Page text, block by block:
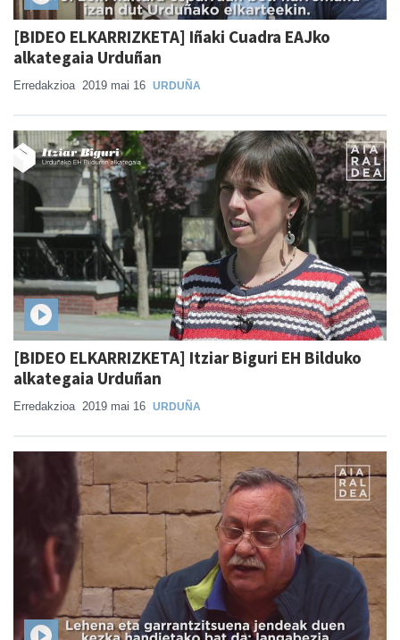
[BIDEO ELKARRIZKETA] Iñaki Cuadra EAJko
alkategaia Urduñan
Erredakzioa 2019 mai 16 URDUÑA
[BIDEO ELKARRIZKETA] Itziar Biguri EH Bilduko
alkategaia Urduñan
Erredakzioa 2019 mai 16 URDUÑA